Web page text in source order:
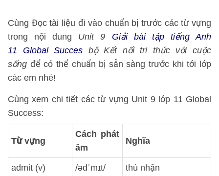
Cùng Đọc tài liệu đi vào chuẩn bị trước các từ vựng
trong nội dung Unit 9 Giải bài tập tiếng Anh
11 Global Succes bộ Kết nối tri thức với cuộc
sống để có thể chuẩn bị sẵn sàng trước khi tới lớp
các em nhé!
Cùng xem chi tiết các từ vựng Unit 9 lớp 11 Global
Success:
Từ vựng
Cách phát
âm
Nghĩa
admit (v) /ədˈmɪt/ thú nhận